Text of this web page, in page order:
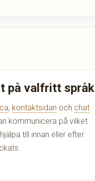
på valfritt språk
, kontaktsidan och chat
kommunicera på vilket
till innan eller efter